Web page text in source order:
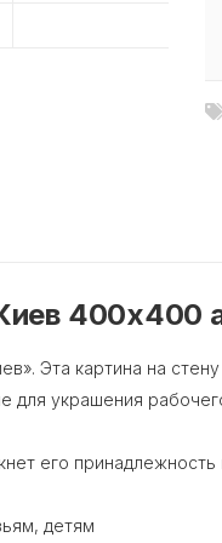
400х400
Эта картина на
украшения
его
детям